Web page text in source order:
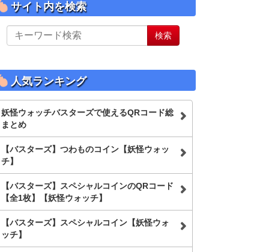
サイト内を検索
イ
を
検
索
検索
人気ランキング
妖怪ウォッチバスターズで使えるQRコード総
まとめ
【バスターズ】つわものコイン【妖怪ウォッ
チ】
【バスターズ】スペシャルコインのQRコード
【全1枚】【妖怪ウォッチ】
【バスターズ】スペシャルコイン【妖怪ウォ
ッチ】